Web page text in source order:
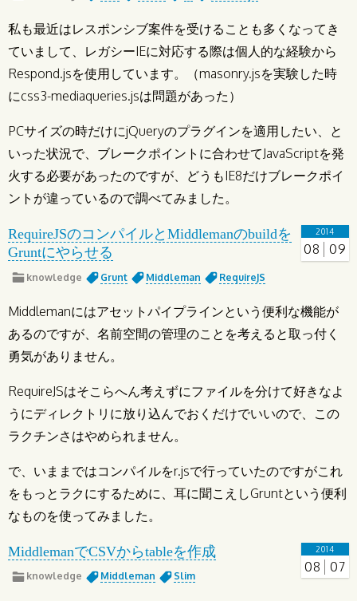
私も最近はレスポンシブ案件を受けることも多くなってき
ていまして、レガシーIEに対応する際は個人的な経験から
Respond.jsを使用しています。（masonry.jsを実験した時
にcss3-mediaqueries.jsは問題があった）
PCサイズの時だけにjQueryのプラグインを適用したい、と
いった状況で、ブレークポイントに合わせてJavaScriptを発
火する必要があったのですが、どうもIE8だけブレークポイ
ントが違っているので調べてみました。
2014
08 09
RequireJSのコンパイルとMiddlemanのbuildを
Gruntにやらせる
knowledge Grunt Middleman RequireJS
Middlemanにはアセットパイプラインという便利な機能が
あるのですが、名前空間の管理のことを考えると取っ付く
勇気がありません。
RequireJSはそこらへん考えずにファイルを分けて好きなよ
うにディレクトリに放り込んでおくだけでいいので、この
ラクチンさはやめられません。
で、いままではコンパイルをr.jsで行っていたのですがこれ
をもっとラクにするために、耳に聞こえしGruntという便利
なものを使ってみました。
2014
08 07
MiddlemanでCSVからtableを作成
knowledge Middleman Slim